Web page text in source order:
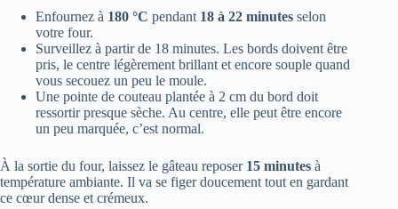
Enfournez à 180 °C pendant 18 à 22 minutes selon
votre four.
Surveillez à partir de 18 minutes. Les bords doivent être
pris, le centre légèrement brillant et encore souple quand
vous secouez un peu le moule.
Une pointe de couteau plantée à 2 cm du bord doit
ressortir presque sèche. Au centre, elle peut être encore
un peu marquée, c’est normal.
À la sortie du four, laissez le gâteau reposer 15 minutes à
température ambiante. Il va se figer doucement tout en gardant
ce cœur dense et crémeux.